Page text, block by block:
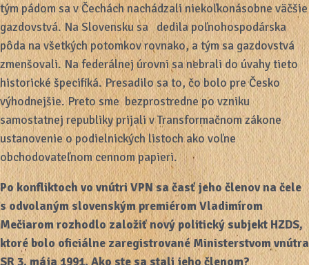
tým pádom sa v Čechách nachádzali niekoľkonásobne väčšie
gazdovstvá. Na Slovensku sa dedila poľnohospodárska
pôda na všetkých potomkov rovnako, a tým sa gazdovstvá
zmenšovali. Na federálnej úrovni sa nebrali do úvahy tieto
historické špecifiká. Presadilo sa to, čo bolo pre Česko
výhodnejšie. Preto sme bezprostredne po vzniku
samostatnej republiky prijali v Transformačnom zákone
ustanovenie o podielnických listoch ako voľne
obchodovateľnom cennom papieri.
Po konfliktoch vo vnútri VPN sa časť jeho členov na čele
s odvolaným slovenským premiérom Vladimírom
Mečiarom rozhodlo založiť nový politický subjekt HZDS,
ktoré bolo oficiálne zaregistrované Ministerstvom vnútra
SR 3. mája 1991. Ako ste sa stali jeho členom?